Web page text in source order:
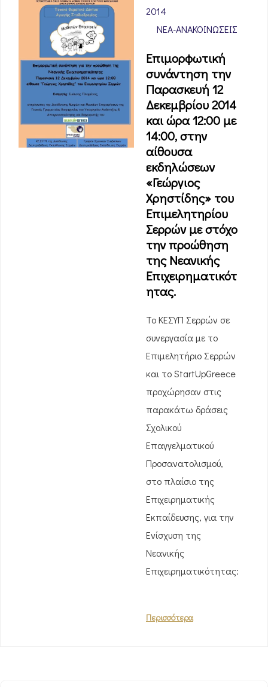
2014
ΝΈΑ-ΑΝΑΚΟΙΝΏΣΕΙΣ
Eπιμορφωτική
συνάντηση την
Παρασκευή 12
Δεκεμβρίου 2014
και ώρα 12:00 με
14:00, στην
αίθουσα
εκδηλώσεων
«Γεώργιος
Χρηστίδης» του
Επιμελητηρίου
Σερρών με στόχο
την προώθηση
της Νεανικής
Επιχειρηματικότ
ητας.
Το ΚΕΣΥΠ Σερρών σε
συνεργασία με το
Επιμελητήριο Σερρών
και το StartUpGreece
προχώρησαν στις
παρακάτω δράσεις
Σχολικού
Επαγγελματικού
Προσανατολισμού,
στο πλαίσιο της
Επιχειρηματικής
Εκπαίδευσης, για την
Ενίσχυση της
Νεανικής
Επιχειρηματικότητας:
Περισσότερα